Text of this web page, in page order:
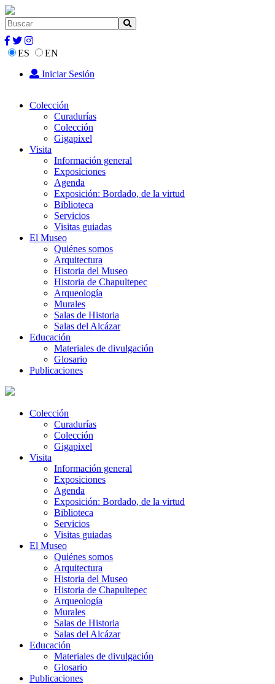
ES
EN
Iniciar Sesión
Colección
Curadurías
Colección
Gigapixel
Visita
Información general
Exposiciones
Agenda
Exposición: Bordado, de la virtud
Biblioteca
Servicios
Visitas guiadas
El Museo
Quiénes somos
Arquitectura
Historia del Museo
Historia de Chapultepec
Arqueología
Murales
Salas de Historia
Salas del Alcázar
Educación
Materiales de divulgación
Glosario
Publicaciones
Colección
Curadurías
Colección
Gigapixel
Visita
Información general
Exposiciones
Agenda
Exposición: Bordado, de la virtud
Biblioteca
Servicios
Visitas guiadas
El Museo
Quiénes somos
Arquitectura
Historia del Museo
Historia de Chapultepec
Arqueología
Murales
Salas de Historia
Salas del Alcázar
Educación
Materiales de divulgación
Glosario
Publicaciones